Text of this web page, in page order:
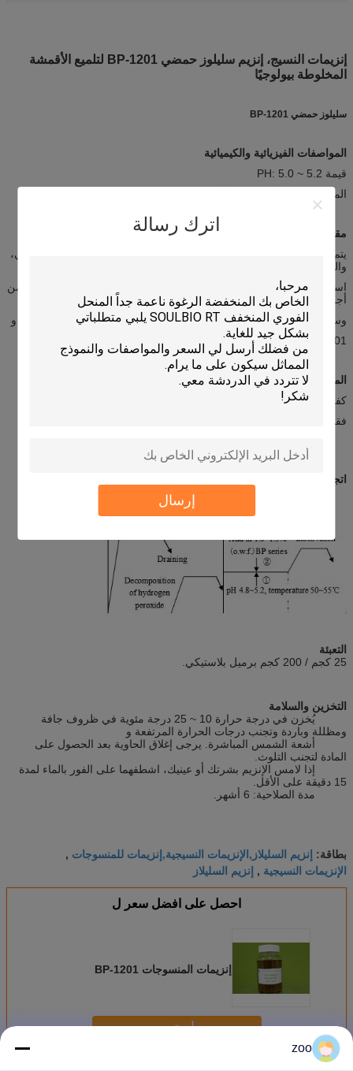
اترك رسالة
إرسال
إنزيمات النسيج، إنزيم سليلوز حمضي BP-1201 لتلميع الأقمشة
المخلوطة بيولوجيًا
سليلوز حمضي BP-1201
المواصفات الفيزيائية والكيميائية
قيمة PH: 5.0 ~ 5.2
المظهر: سائل أصفر فاتح أو أصفر بني
مقدمة
يتم إنتاج سلسلة سليلوز حمضي BP عن طريق التخمير المغمور الميكروبي،
والذي يمكن
استخدامه لمعالجة التلميع البيولوجي للقطن والكتان والأقمشة المخلوطة من
أجل الحصول على ملمس ناعم
وسطح حاد للخطوط. هناك أربعة منتجات متاحة، وهي BP-601 و BP-801 و
BP-1201 و
BP-1401 على التوالي.
المزايا
كفاءة عالية
فقدان منخفض للوزن والقوة
اتجاهات الاستخدام
التعبئة
25 كجم / 200 كجم برميل بلاستيكي.
التخزين والسلامة
يُخزن في درجة حرارة 10 ~ 25 درجة مئوية في ظروف جافة
ومظللة وباردة وتجنب درجات الحرارة المرتفعة و
أشعة الشمس المباشرة. يرجى إغلاق الحاوية بعد الحصول على
المادة لتجنب التلوث.
إذا لامس الإنزيم بشرتك أو عينيك، اشطفهما على الفور بالماء لمدة
15 دقيقة على الأقل.
مدة الصلاحية: 6 أشهر.
بطاقة: إنزيم السليلاز,الإنزيمات النسيجية,إنزيمات للمنسوجات ,
الإنزيمات النسيجية , إنزيم السليلاز
احصل على افضل سعر ل
إنزيمات المنسوجات BP-1201
استمر
zoo